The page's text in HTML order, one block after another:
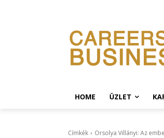
HOME ÜZLET
Címkék Orsolya Villányi: Az